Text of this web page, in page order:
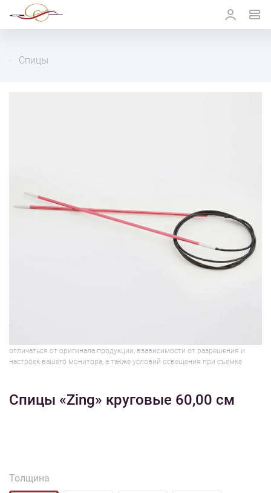
Спицы
отличаться от оригинала продукции, взависимости от разрешения и
настроек вашего монитора, а также условий освещения при съемке
Спицы «Zing» круговые 60,00 см
Толщина